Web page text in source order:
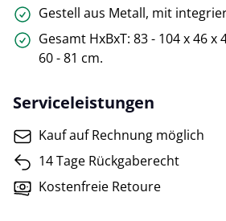
Gestell aus Metall, mit
Gesamt HxBxT: 83 - 104 x 46
60 - 81 cm.
Serviceleistungen
Kauf auf Rechnung möglich
14 Tage Rückgaberecht
Kostenfreie Retoure